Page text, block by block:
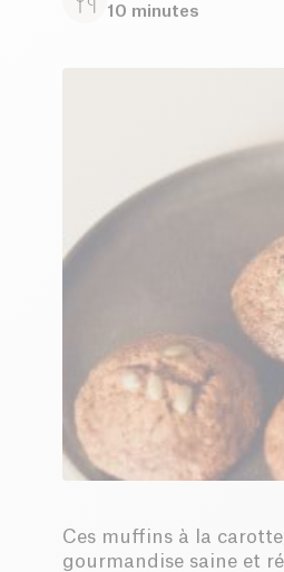
10 minutes
Ces muffins à la
gourmandise saine et